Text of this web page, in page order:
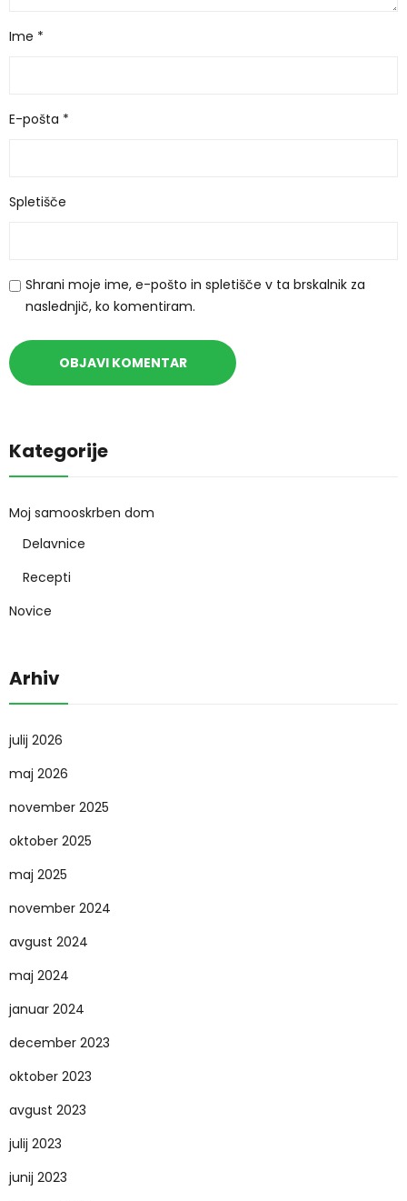
Ime *
E-pošta *
Spletišče
Shrani moje ime, e-pošto in spletišče v ta brskalnik za
naslednjič, ko komentiram.
t
e
n
e
Kategorije
Moj samooskrben dom
Delavnice
Recepti
Novice
Arhiv
julij 2026
maj 2026
november 2025
oktober 2025
maj 2025
november 2024
avgust 2024
maj 2024
januar 2024
december 2023
oktober 2023
avgust 2023
julij 2023
junij 2023